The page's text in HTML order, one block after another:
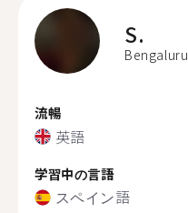
S.
Bengaluru
流暢
英語
学習中の言語
スペイン語